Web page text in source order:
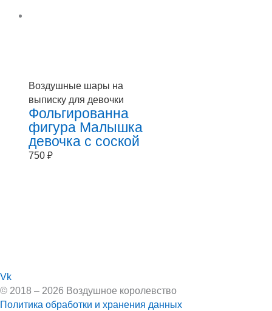
Воздушные шары на
выписку для девочки
Фольгированна
фигура Малышка
девочка с соской
750 ₽
Vk
© 2018 – 2026 Воздушное королевство
Политика обработки и хранения данных